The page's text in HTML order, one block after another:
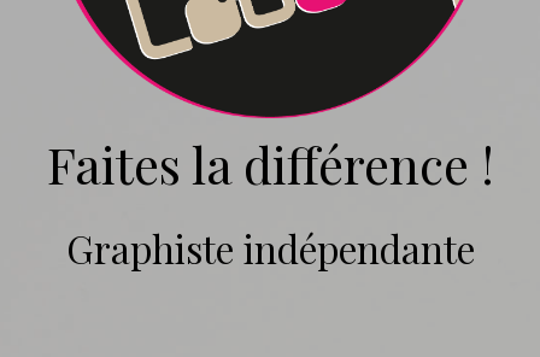
Faites la différence !
Graphiste indépendante